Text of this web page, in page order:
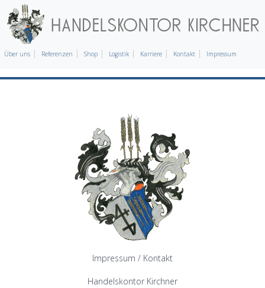
Über uns Referenzen Shop Logistik Karriere Kontakt Impressum
Impressum / Kontakt
Handelskontor Kirchner